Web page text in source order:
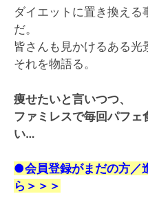
ダイエットに置き換え
だ。
皆さんも見かけるある光
それを物語る。
痩せたいと言いつつ、
ファミレスで毎回パフ
い…
●会員登録がまだの方／
ら＞＞＞